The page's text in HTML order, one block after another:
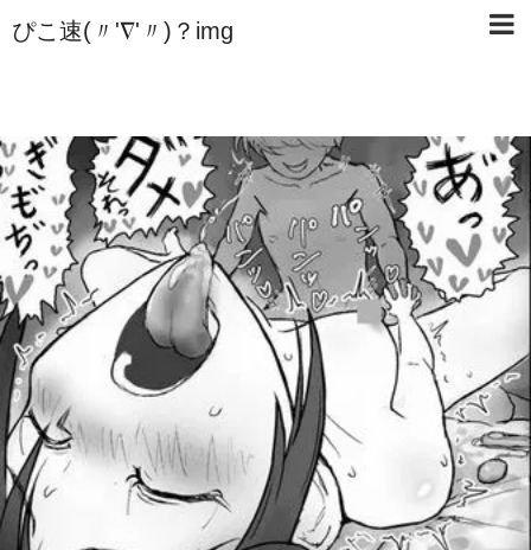
ぴこ速(〃'∇'〃)？img